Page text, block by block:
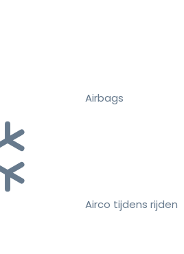
Airbags
Airco tijdens rijden